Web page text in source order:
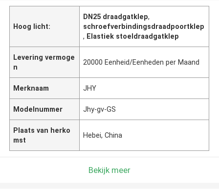
Hoog licht:
DN25 draadgatklep,
schroefverbindingsdraadpoortklep
, Elastiek stoeldraadgatklep
Levering vermoge
n
20000 Eenheid/Eenheden per Maand
Merknaam JHY
Modelnummer Jhy-gv-GS
Plaats van herko
mst
Hebei, China
Bekijk meer